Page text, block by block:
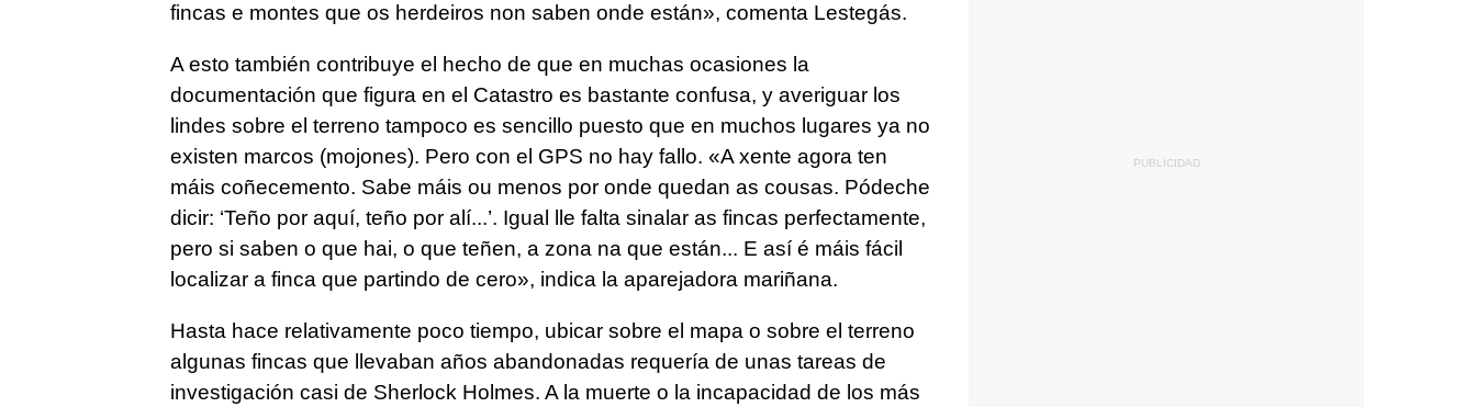
fincas e montes que os herdeiros non saben onde están», comenta Lestegás.
A esto también contribuye el hecho de que en muchas ocasiones la
documentación que figura en el Catastro es bastante confusa, y averiguar los
lindes sobre el terreno tampoco es sencillo puesto que en muchos lugares ya no
existen marcos (mojones). Pero con el GPS no hay fallo. «A xente agora ten
máis coñecemento. Sabe máis ou menos por onde quedan as cousas. Pódeche
dicir: ‘Teño por aquí, teño por alí...’. Igual lle falta sinalar as fincas perfectamente,
pero si saben o que hai, o que teñen, a zona na que están... E así é máis fácil
localizar a finca que partindo de cero», indica la aparejadora mariñana.
Hasta hace relativamente poco tiempo, ubicar sobre el mapa o sobre el terreno
algunas fincas que llevaban años abandonadas requería de unas tareas de
investigación casi de Sherlock Holmes. A la muerte o la incapacidad de los más